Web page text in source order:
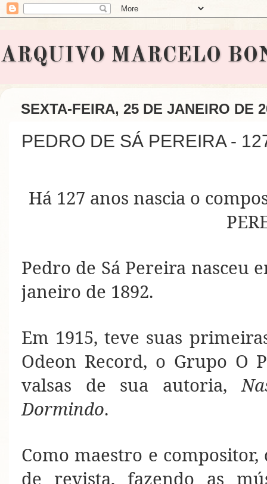
ARQUIVO MARCELO
SEXTA-FEIRA, 25 DE JANEIRO DE
PEDRO DE SÁ PEREIRA -
Há 127 anos nascia o
Pedro de Sá Pereira nasceu
janeiro de 1892.
Em 1915, teve suas
Odeon Record, o Grupo O
valsas de sua autoria,
Dormindo.
Como maestro e
de revista, fazendo as